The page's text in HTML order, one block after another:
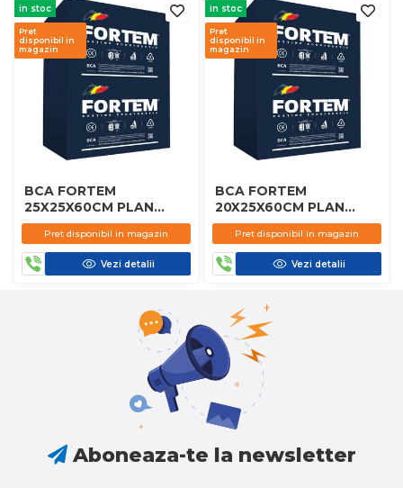
in stoc
Pret
disponibil in
magazin
BCA FORTEM
25X25X60CM PLAN
D450
Pret disponibil in magazin
Vezi detalii
in stoc
Pret
disponibil in
magazin
BCA FORTEM
20X25X60CM PLAN
D450
Pret disponibil in magazin
Vezi detalii
Aboneaza-te la newsletter